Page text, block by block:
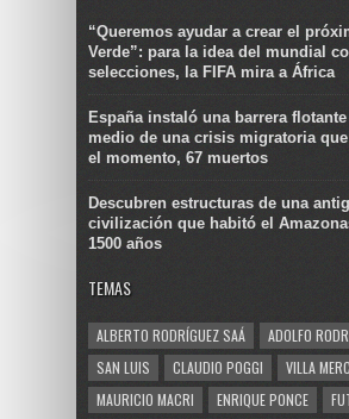
“Queremos ayudar a crear el
Verde”: para la idea del mundial
selecciones, la FIFA mira a África
España instaló una barrera
medio de una crisis migratoria
el momento, 67 muertos
Descubren estructuras de una
civilización que habitó el
1500 años
TEMAS
ALBERTO RODRÍGUEZ SAÁ
ADOLFO
SAN LUIS
CLAUDIO POGGI
VILLA
MAURICIO MACRI
ENRIQUE PONCE